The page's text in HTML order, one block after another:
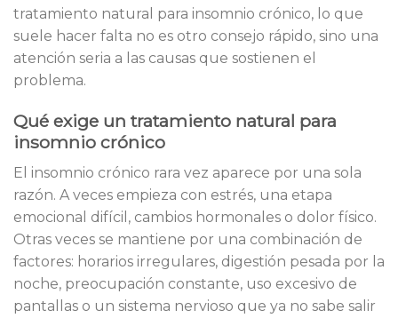
tratamiento natural para insomnio crónico, lo que
suele hacer falta no es otro consejo rápido, sino una
atención seria a las causas que sostienen el
problema.
Qué exige un tratamiento natural para
insomnio crónico
El insomnio crónico rara vez aparece por una sola
razón. A veces empieza con estrés, una etapa
emocional difícil, cambios hormonales o dolor físico.
Otras veces se mantiene por una combinación de
factores: horarios irregulares, digestión pesada por la
noche, preocupación constante, uso excesivo de
pantallas o un sistema nervioso que ya no sabe salir